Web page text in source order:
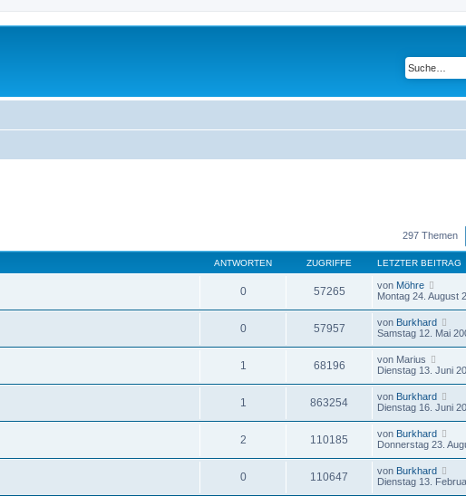
297 Themen
ANTWORTEN ZUGRIFFE LETZTER BEITRAG
0 57265 von Möhre
Montag 24. August
0 57957 von Burkhard
Samstag 12. Mai
1 68196 von Marius
Dienstag 13. Juni
1 863254 von Burkhard
Dienstag 16. Juni
2 110185 von Burkhard
Donnerstag 23.
0 110647 von Burkhard
Dienstag 13.